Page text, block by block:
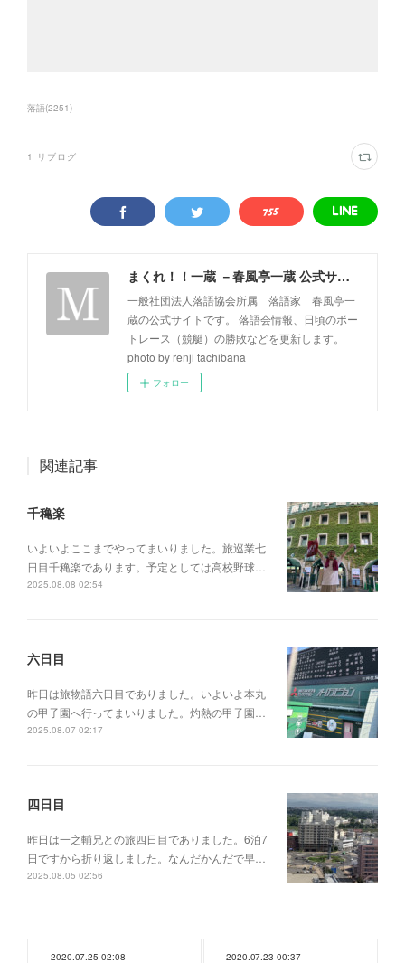
落語(2251)
1 リブログ
まくれ！！一蔵 －春風亭一蔵 公式サイト－
一般社団法人落語協会所属 落語家 春風亭一
蔵の公式サイトです。 落語会情報、日頃のボー
トレース（競艇）の勝敗などを更新します。
photo by renji tachibana
フォロー
関連記事
千穐楽
いよいよここまでやってまいりました。旅巡業七
日目千穐楽であります。予定としては高校野球…
2025.08.08 02:54
六日目
昨日は旅物語六日目でありました。いよいよ本丸
の甲子園へ行ってまいりました。灼熱の甲子園…
2025.08.07 02:17
四日目
昨日は一之輔兄との旅四日目でありました。6泊7
日ですから折り返しました。なんだかんだで早…
2025.08.05 02:56
2020.07.25 02:08 2020.07.23 00:37